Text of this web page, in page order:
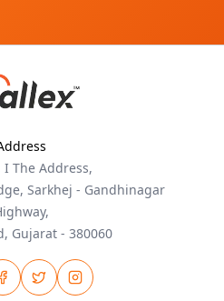
I The Address,
Sarkhej - Gandhinagar
Gujarat - 380060